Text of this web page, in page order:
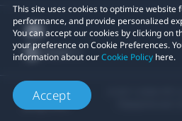
This site uses cookies to optimize website
performance, and provide personalized
You can accept our cookies by clicking on
your preference on Cookie Preferences.
information about ourCookie Policy here.
Accept